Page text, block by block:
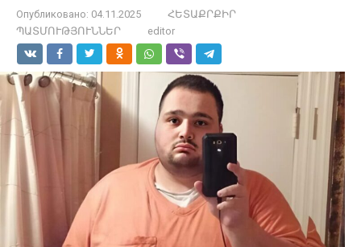
Опубликовано: 04.11.2025
ՀԵՏԱՔՐՔԻՐ
ՊԱՏՄՈՒԹՅՈՒՆՆԵՐ
editor